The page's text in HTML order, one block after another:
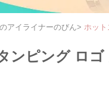
アイライナーのびん> ホット
ンピング ロ